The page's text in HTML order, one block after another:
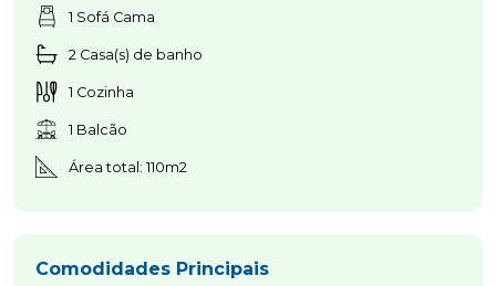
1 Sofá Cama
2 Casa(s) de banho
1 Cozinha
1 Balcão
Área total: 110m2
Comodidades Principais